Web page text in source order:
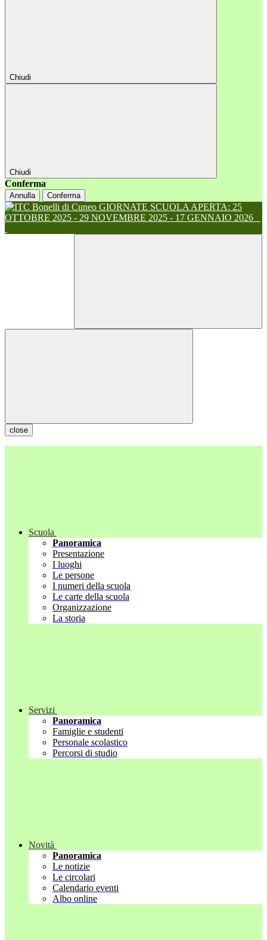
Chiudi
Chiudi
Conferma
Annulla Conferma
GIORNATE SCUOLA APERTA: 25
OTTOBRE 2025 - 29 NOVEMBRE 2025 - 17 GENNAIO 2026
close
Scuola
Panoramica
Presentazione
I luoghi
Le persone
I numeri della scuola
Le carte della scuola
Organizzazione
La storia
Servizi
Panoramica
Famiglie e studenti
Personale scolastico
Percorsi di studio
Novità
Panoramica
Le notizie
Le circolari
Calendario eventi
Albo online